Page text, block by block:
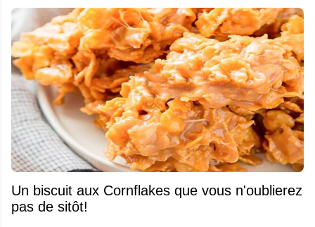
Un biscuit aux Cornflakes que vous n'oublierez
pas de sitôt!